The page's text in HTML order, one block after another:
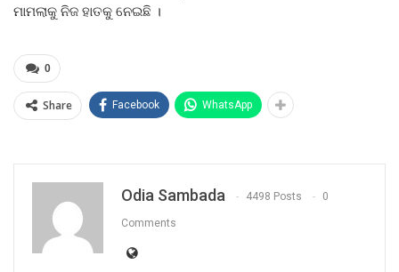
ମାମଲାକୁ ନିଜ ହାତକୁ ନେଇଛି ।
0
Share Facebook WhatsApp
Odia Sambada 4498 Posts 0
Comments